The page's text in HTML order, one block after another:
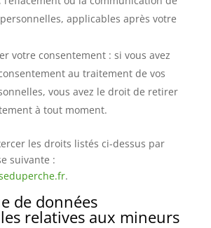
applicables après votre
votre consentement : si vous avez
au traitement de vos
vous avez le droit de retirer
à tout moment.
les droits listés ci-dessus par
suivante :
.
de données
relatives aux mineurs